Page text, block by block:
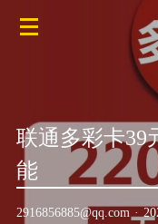
联通多彩卡39
能
2916856885@qq.com ·